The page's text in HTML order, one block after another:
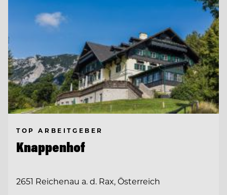
TOP ARBEITGEBER
Knappenhof
2651 Reichenau a. d. Rax, Österreich